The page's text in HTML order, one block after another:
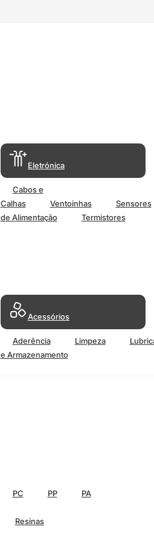
Eletrónica
Cabos e
Calhas
Ventoinhas Sensores
de Alimentação
Termistores
Acessórios
Aderência Limpeza
e Armazenamento
PC PP
PA
Resinas